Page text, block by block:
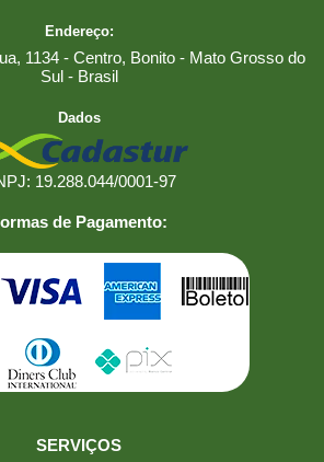
Endereço:
1134 - Centro, Bonito - Mato Grosso do
Sul - Brasil
Dados
19.288.044/0001-97
de Pagamento:
SERVIÇOS